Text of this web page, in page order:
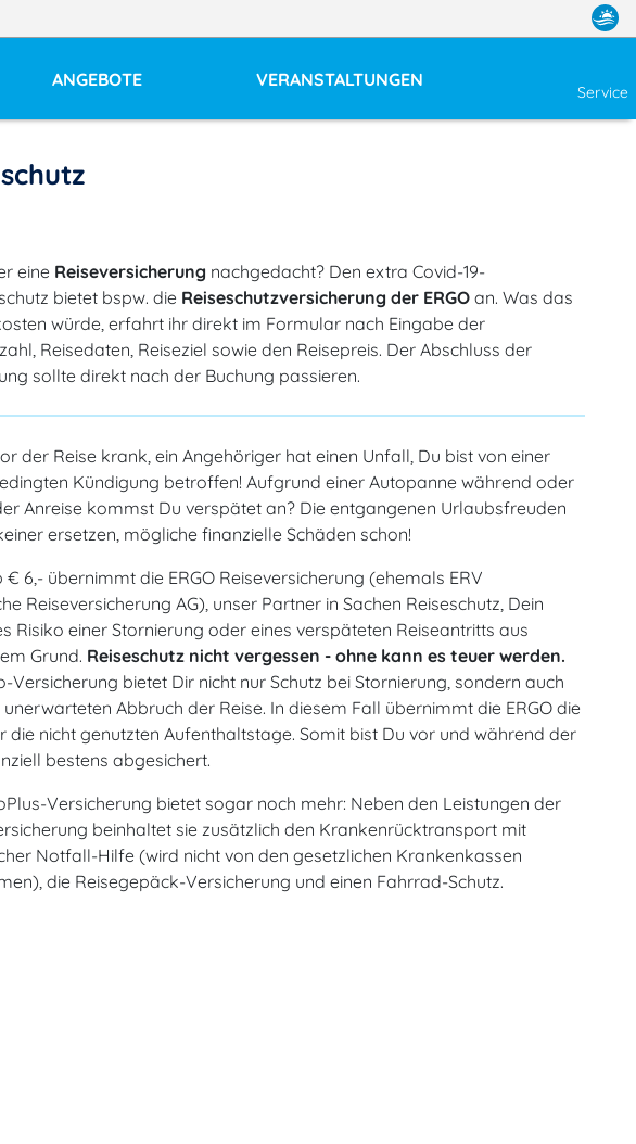
ANGEBOTE VERANSTALTUNGEN
Service
eine Reiseversicherung nachgedacht? Den extra Covid-19-
bietet bspw. die Reiseschutzversicherung der ERGO an. Was das
würde, erfahrt ihr direkt im Formular nach Eingabe der
Reisedaten, Reiseziel sowie den Reisepreis. Der Abschluss der
sollte direkt nach der Buchung passieren.
der Reise krank, ein Angehöriger hat einen Unfall, Du bist von einer
Kündigung betroffen! Aufgrund einer Autopanne während oder
Anreise kommst Du verspätet an? Die entgangenen Urlaubsfreuden
ersetzen, mögliche finanzielle Schäden schon!
€ 6,- übernimmt die ERGO Reiseversicherung (ehemals ERV
Reiseversicherung AG), unser Partner in Sachen Reiseschutz, Dein
Risiko einer Stornierung oder eines verspäteten Reiseantritts aus
Grund. Reiseschutz nicht vergessen - ohne kann es teuer werden.
Versicherung bietet Dir nicht nur Schutz bei Stornierung, sondern auch
Abbruch der Reise. In diesem Fall übernimmt die ERGO die
die nicht genutzten Aufenthaltstage. Somit bist Du vor und während der
bestens abgesichert.
Versicherung bietet sogar noch mehr: Neben den Leistungen der
beinhaltet sie zusätzlich den Krankenrücktransport mit
Notfall-Hilfe (wird nicht von den gesetzlichen Krankenkassen
die Reisegepäck-Versicherung und einen Fahrrad-Schutz.